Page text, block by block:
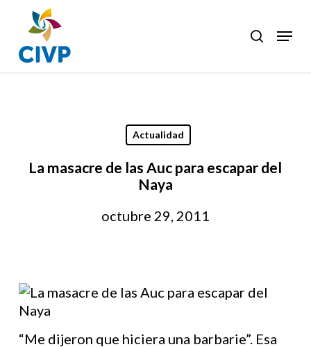
main
content
search
Menu
Actualidad
La masacre de las Auc para escapar del
Naya
octubre 29, 2011
“Me dijeron que hiciera una barbarie”. Esa
Close